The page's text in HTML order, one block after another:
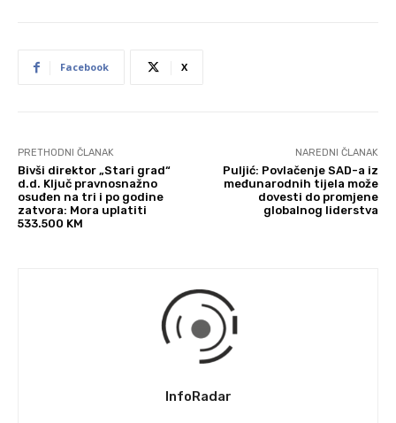
Facebook X
PRETHODNI ČLANAK
Bivši direktor „Stari grad“
d.d. Ključ pravnosnažno
osuđen na tri i po godine
zatvora: Mora uplatiti
533.500 KM
NAREDNI ČLANAK
Puljić: Povlačenje SAD-a iz
međunarodnih tijela može
dovesti do promjene
globalnog liderstva
InfoRadar